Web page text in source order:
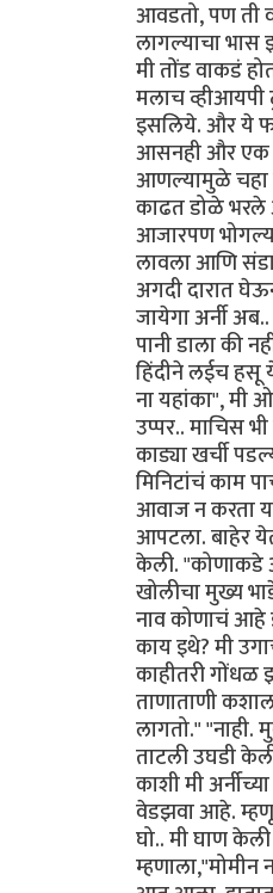
आवडतो, पण ती
लागल्याचा भास
मी तोंड वाकडं
मलाच व्हीआयपी
इसलिये. और ये
आसनही और एक
आणल्यामुळे चहा
काढत डोळे भरले
आजारपण
लावला आणि
अगदी दारात
जायेगा अर्नी
पानी डाला की
हिंदीने लईच हसू
ना यहांका", मी
उप्पर.. माचिस
काड्या खर्ची
मिनिटांचं काम
आवाज न करता
आपटला. बाहेर
केली. "कोणाकडे
खोलीचा मुख्य
नाव कोणाचं आहे
काय इथे? मी
काहीतरी
ताणाताणी
लागतो." "नाही.
ताटली उघडी
काशी मी
वेडझवा आहे.
घो.. मी घाण
म्हणाला,"मोमीन